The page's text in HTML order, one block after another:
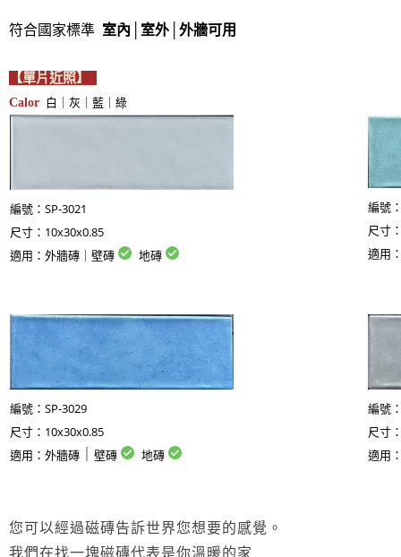
符合國家標準 室內│室外 外牆可用
【單片近照】
Calor 白｜灰｜藍｜綠
編號： SP-3021
尺寸： 10x30x0.85
適用：外牆磚｜壁磚 地磚
編號
尺寸
適用
編號： SP-3029
尺寸： 10x30x0.85
適用： 外牆磚 壁磚 地磚
編號
尺寸
適用
您可以經過磁磚告訴世界您想要的感覺。
我們在找一塊磁磚代表是你溫暖的家